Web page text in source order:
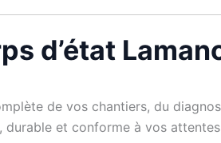
d’état
de vos chantiers, du
durable et conforme à vos